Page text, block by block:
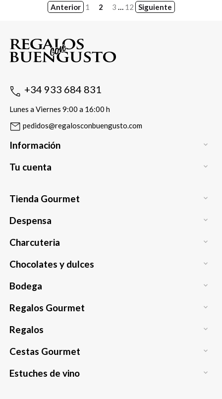
Anterior 1 2 3 … 12 Siguiente
+34 933 684 831
Lunes a Viernes 9:00 a 16:00 h
pedidos@regalosconbuengusto.com
Información 
Tu cuenta 
Tienda Gourmet 
Despensa 
Charcuteria 
Chocolates y dulces 
Bodega 
Regalos Gourmet 
Regalos 
Cestas Gourmet 
Estuches de vino 